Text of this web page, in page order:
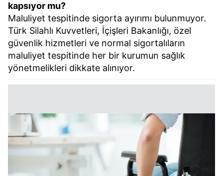
kapsıyor mu?
Maluliyet tespitinde sigorta ayırımı bulunmuyor.
Türk Silahlı Kuvvetleri, İçişleri Bakanlığı, özel
güvenlik hizmetleri ve normal sigortalıların
maluliyet tespitinde her bir kurumun sağlık
yönetmelikleri dikkate alınıyor.